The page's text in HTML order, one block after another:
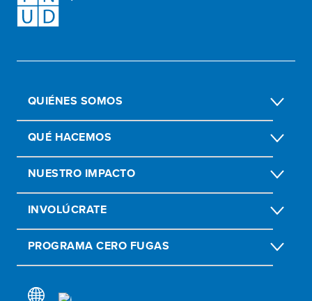
QUIÉNES SOMOS
QUÉ HACEMOS
NUESTRO IMPACTO
INVOLÚCRATE
PROGRAMA CERO FUGAS